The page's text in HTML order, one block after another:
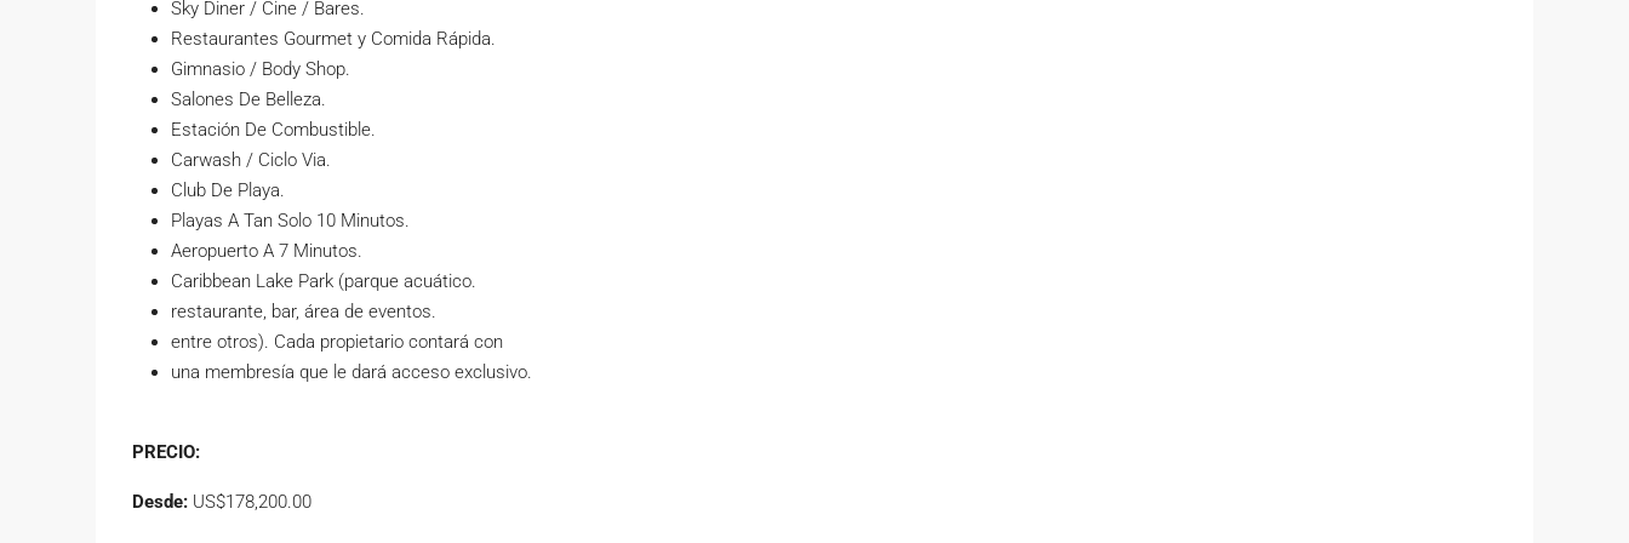
Sky Diner / Cine / Bares.
Restaurantes Gourmet y Comida Rápida.
Gimnasio / Body Shop.
Salones De Belleza.
Estación De Combustible.
Carwash / Ciclo Via.
Club De Playa.
Playas A Tan Solo 10 Minutos.
Aeropuerto A 7 Minutos.
Caribbean Lake Park (parque acuático.
restaurante, bar, área de eventos.
entre otros). Cada propietario contará con
una membresía que le dará acceso exclusivo.
PRECIO:
Desde: US$178,200.00